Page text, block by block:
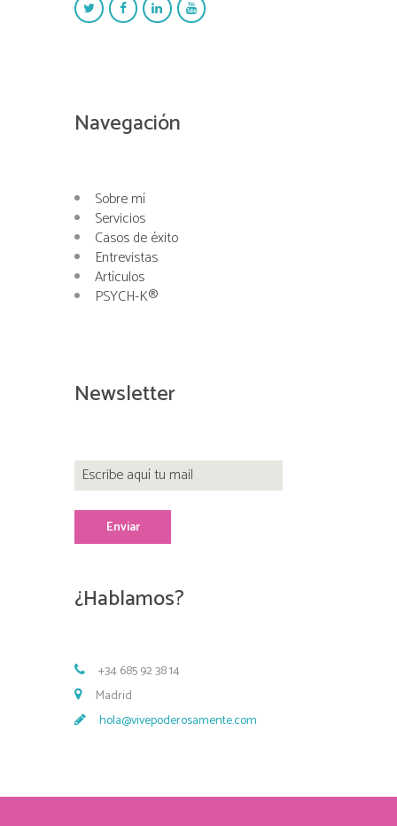
Navegación
Sobre mí
Servicios
Casos de éxito
Entrevistas
Artículos
PSYCH-K®
Newsletter
¿Hablamos?
+34 685 92 38 14
Madrid
hola@vivepoderosamente.com